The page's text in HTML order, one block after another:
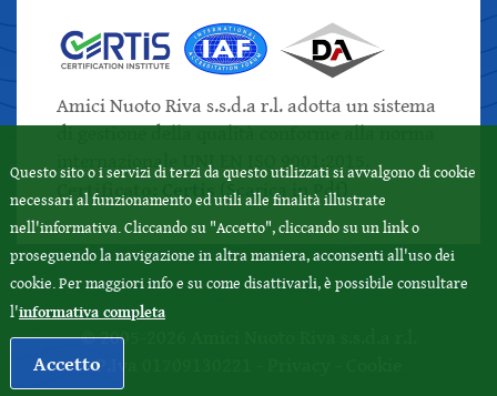
Amici Nuoto Riva s.s.d.a r.l. adotta un sistema
di gestione della qualità conforme alla norma
internazionale UNI EN ISO 9001:2015.
Certificato: Certis (Scarica in Pdf)
© 2005-2026 Amici Nuoto Riva s.s.d.a r.l.
P.Iva 01709130221 -
Questo sito o i servizi di terzi da questo utilizzati si avvalgono di cookie
necessari al funzionamento ed utili alle finalità illustrate
nell'informativa. Cliccando su "Accetto", cliccando su un link o
proseguendo la navigazione in altra maniera, acconsenti all'uso dei
cookie. Per maggiori info e su come disattivarli, è possibile consultare
l'informativa completa
Accetto